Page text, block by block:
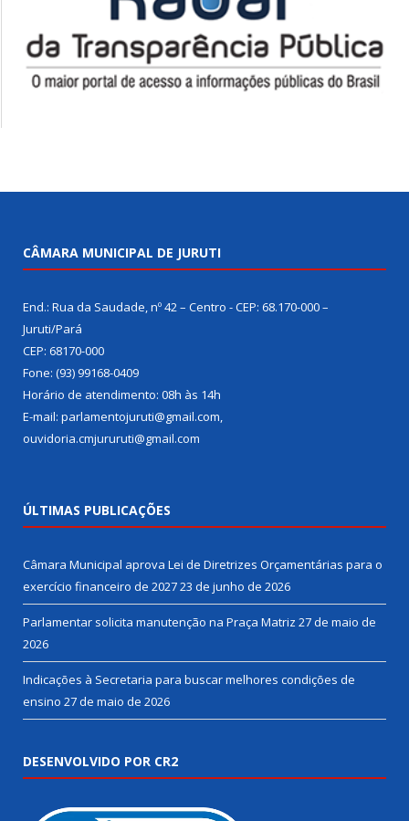
CÂMARA MUNICIPAL DE JURUTI
End.: Rua da Saudade, nº 42 – Centro - CEP: 68.170-000 –
Juruti/Pará
CEP: 68170-000
Fone: (93) 99168-0409
Horário de atendimento: 08h às 14h
E-mail: parlamentojuruti@gmail.com,
ouvidoria.cmjururuti@gmail.com
ÚLTIMAS PUBLICAÇÕES
Câmara Municipal aprova Lei de Diretrizes Orçamentárias para o
exercício financeiro de 202723 de junho de 2026
Parlamentar solicita manutenção na Praça Matriz 27 de maio de
2026
Indicações à Secretaria para buscar melhores condições de
ensino 27 de maio de 2026
DESENVOLVIDO POR CR2